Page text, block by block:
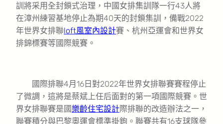
訓將采用全封鎖式治理，中國女排集訓隊一行43人將
在漳州練習基地停止為期40天的封鎖集訓，備戰2022
年世界女排聯loft風室內設計賽、杭州亞運會和世界女
排錦標賽等國際競賽。
國際排聯4月16日對2022年世界女排聯賽賽程停止
了微調，這將是蔡斌上任后面對的第一項國際競賽。世
界女排聯賽是國樂齡住宅設計際排聯的改造辦法之一，
聯賽積分與巴黎奧運會標準掛鉤。聯賽共有16支球隊參